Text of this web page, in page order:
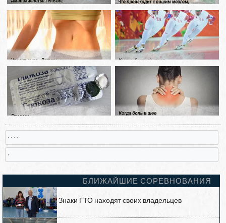
БЛИЖАЙШИЕ СОРЕВНОВАНИЯ
Знаки ГТО находят своих владельцев